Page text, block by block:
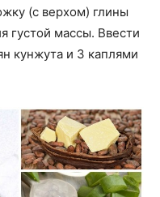
(с верхом) глины
густой массы. Ввести
кунжута и 3 каплями